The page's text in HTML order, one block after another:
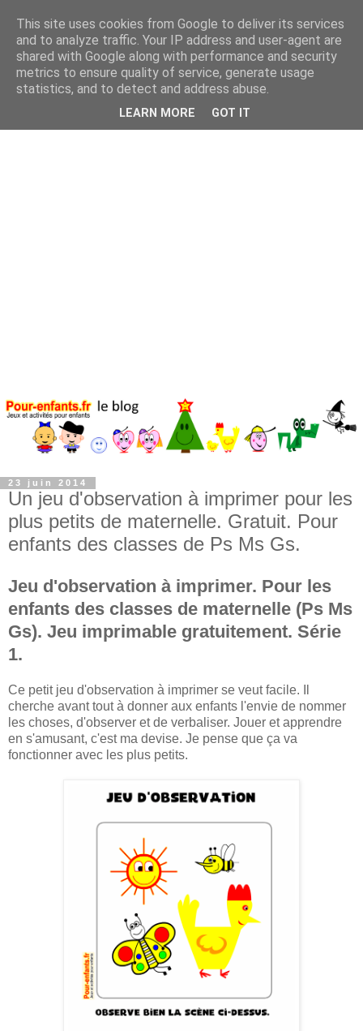
23 juin 2014
Un jeu d'observation à imprimer pour les
plus petits de maternelle. Gratuit. Pour
enfants des classes de Ps Ms Gs.
Jeu d'observation à imprimer. Pour les
enfants des classes de maternelle (Ps Ms
Gs). Jeu imprimable gratuitement. Série
1.
Ce petit jeu d'observation à imprimer se veut facile. Il
cherche avant tout à donner aux enfants l'envie de nommer
les choses, d'observer et de verbaliser. Jouer et apprendre
en s'amusant, c'est ma devise. Je pense que ça va
fonctionner avec les plus petits.
This site uses cookies from Google to deliver its services
and to analyze traffic. Your IP address and user-agent are
shared with Google along with performance and security
metrics to ensure quality of service, generate usage
statistics, and to detect and address abuse.
LEARN MORE GOT IT